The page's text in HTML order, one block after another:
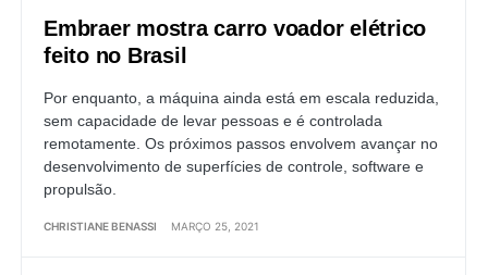
Embraer mostra carro voador elétrico
feito no Brasil
Por enquanto, a máquina ainda está em escala reduzida,
sem capacidade de levar pessoas e é controlada
remotamente. Os próximos passos envolvem avançar no
desenvolvimento de superfícies de controle, software e
propulsão.
CHRISTIANE BENASSI MARÇO 25, 2021